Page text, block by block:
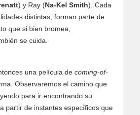
) y Ray (Na-Kel Smith). Cada
distintas, forman parte de
que si bien bromea,
se cuida.
una película de coming-of-
Observaremos el camino que
para ir encontrando su
partir de instantes específicos que